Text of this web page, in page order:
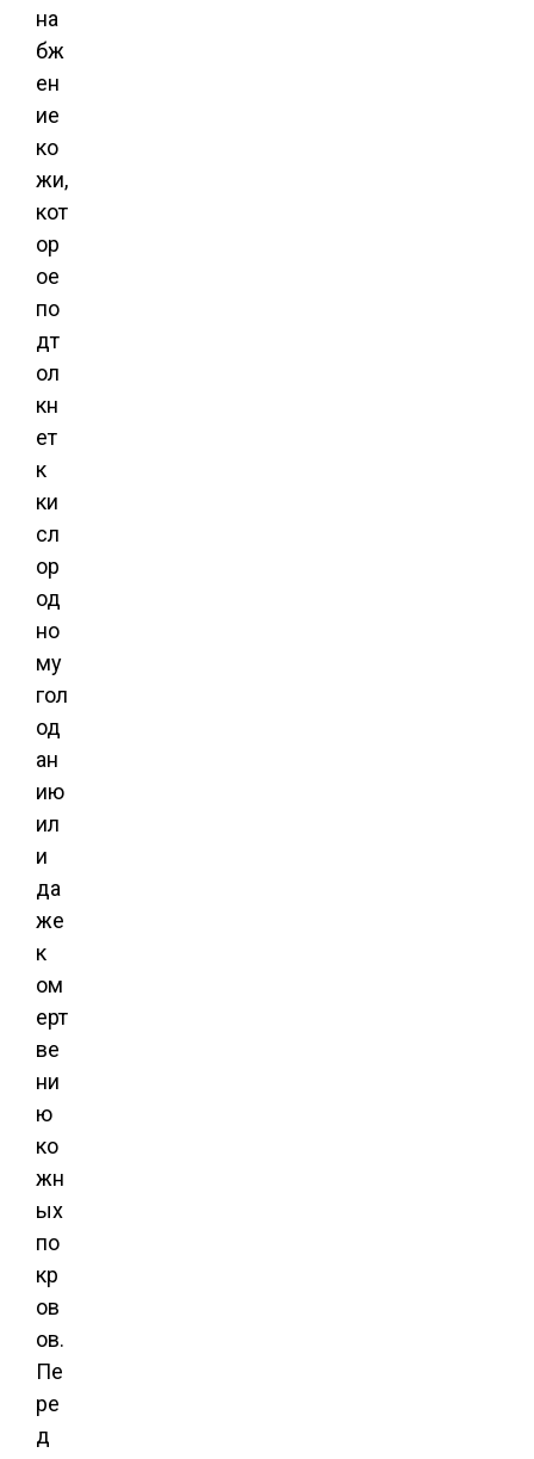
на
бж
ен
ие
ко
жи,
кот
ор
ое
по
дт
ол
кн
ет
к
ки
сл
ор
од
но
му
гол
од
ан
ию
ил
и
да
же
к
ом
ерт
ве
ни
ю
ко
жн
ых
по
кр
ов
ов.
Пе
ре
д